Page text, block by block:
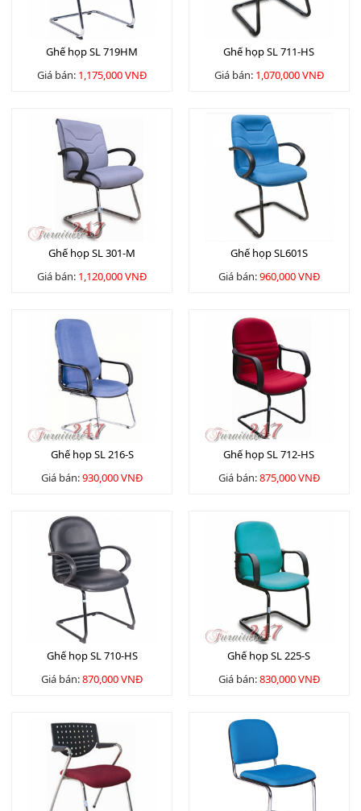
Ghế họp SL 719HM
Giá bán: 1,175,000 VNĐ
Ghế họp SL 711-HS
Giá bán: 1,070,000 VNĐ
Ghế họp SL 301-M
Giá bán: 1,120,000 VNĐ
Ghế họp SL601S
Giá bán:960,000 VNĐ
Ghế họp SL 216-S
Giá bán:930,000 VNĐ
Ghế họp SL 712-HS
Giá bán:875,000 VNĐ
Ghế họp SL 710-HS
Giá bán:870,000 VNĐ
Ghế họp SL 225-S
Giá bán:830,000 VNĐ